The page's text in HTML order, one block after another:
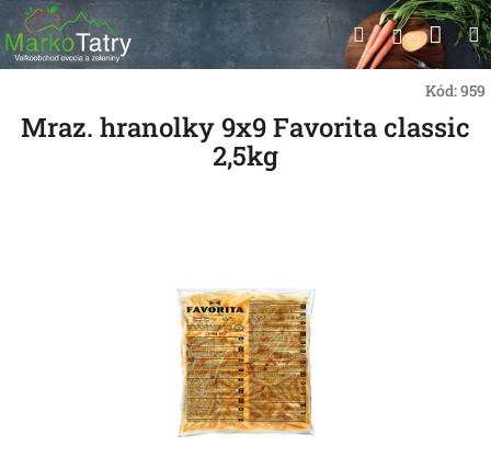
Prejsť
na
obsah
Hľadať
Kód:959
Mraz. hranolky 9x9 Favorita classic
2,5kg